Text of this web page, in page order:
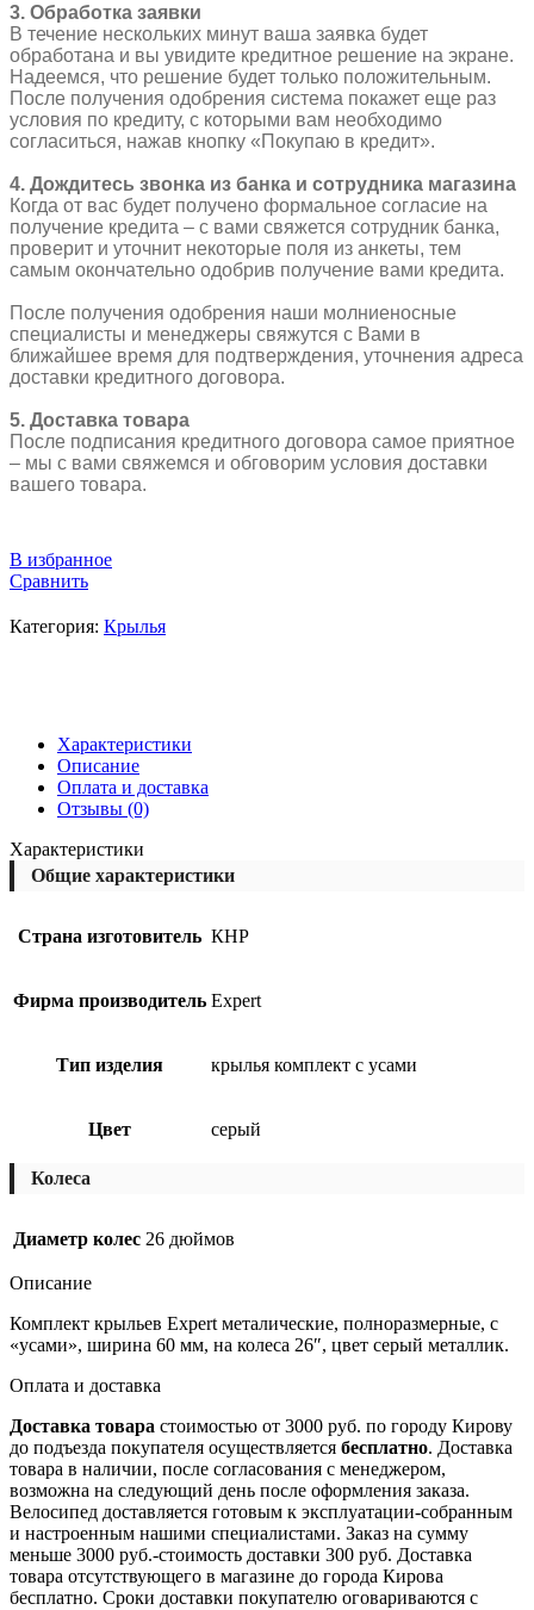
3. Обработка заявки
В течение нескольких минут ваша заявка будет
обработана и вы увидите кредитное решение на экране.
Надеемся, что решение будет только положительным.
После получения одобрения система покажет еще раз
условия по кредиту, с которыми вам необходимо
согласиться, нажав кнопку «Покупаю в кредит».
4. Дождитесь звонка из банка и сотрудника магазина
Когда от вас будет получено формальное согласие на
получение кредита – с вами свяжется сотрудник банка,
проверит и уточнит некоторые поля из анкеты, тем
самым окончательно одобрив получение вами кредита.
После получения одобрения наши молниеносные
специалисты и менеджеры свяжутся с Вами в
ближайшее время для подтверждения, уточнения адреса
доставки кредитного договора.
5. Доставка товара
После подписания кредитного договора самое приятное
– мы с вами свяжемся и обговорим условия доставки
вашего товара.
В избранное
Сравнить
Категория: Крылья
Характеристики
Описание
Оплата и доставка
Отзывы (0)
Характеристики
Общие характеристики
Страна изготовитель КНР
Фирма производитель Expert
Тип изделия крылья комплект с усами
Цвет серый
Колеса
Диаметр колес 26 дюймов
Описание
Комплект крыльев Expert металические, полноразмерные, с
«усами», ширина 60 мм, на колеса 26″, цвет серый металлик.
Оплата и доставка
Доставка товара стоимостью от 3000 руб. по городу Кирову
до подъезда покупателя осуществляется бесплатно. Доставка
товара в наличии, после согласования с менеджером,
возможна на следующий день после оформления заказа.
Велосипед доставляется готовым к эксплуатации-собранным
и настроенным нашими специалистами. Заказ на сумму
меньше 3000 руб.-стоимость доставки 300 руб. Доставка
товара отсутствующего в магазине до города Кирова
бесплатно. Сроки доставки покупателю оговариваются с